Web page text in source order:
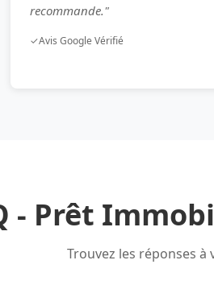
recommande."
✓Avis Google Vérifié
- Prêt
Trouvez les réponses à